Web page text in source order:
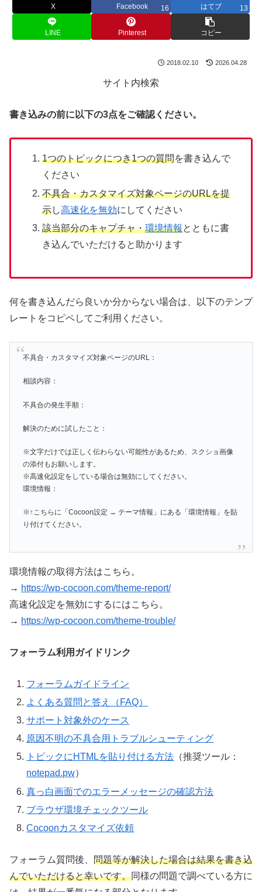
X Facebook 16 はてブ 13
LINE Pinterest コピー
2018.02.10 2026.04.28
サイト内検索
書き込みの前に以下の3点をご確認ください。
1つのトピックにつき1つの質問を書き込んで
ください
不具合・カスタマイズ対象ページのURLを提
示し高速化を無効にしてください
該当部分のキャプチャ・環境情報とともに書
き込んでいただけると助かります
何を書き込んだら良いか分からない場合は、以下のテンプ
レートをコピペしてご利用ください。
不具合・カスタマイズ対象ページのURL：
相談内容：
不具合の発生手順：
解決のために試したこと：
※文字だけでは正しく伝わらない可能性があるため、スクショ画像
の添付もお願いします。
※高速化設定をしている場合は無効にしてください。
環境情報：
※↑こちらに「Cocoon設定 → テーマ情報」にある「環境情報」を貼
り付けてください。
環境情報の取得方法はこちら。
→ https://wp-cocoon.com/theme-report/
高速化設定を無効にするにはこちら。
→ https://wp-cocoon.com/theme-trouble/
フォーラム利用ガイドリンク
フォーラムガイドライン
よくある質問と答え（FAQ）
サポート対象外のケース
原因不明の不具合用トラブルシューティング
トピックにHTMLを貼り付ける方法 （推奨ツール：
notepad.pw）
真っ白画面でのエラーメッセージの確認方法
ブラウザ環境チェックツール
Cocoonカスタマイズ依頼
フォーラム質問後、 問題等が解決した場合は結果を書き込
んでいただけると幸いです。同様の問題で調べている方に